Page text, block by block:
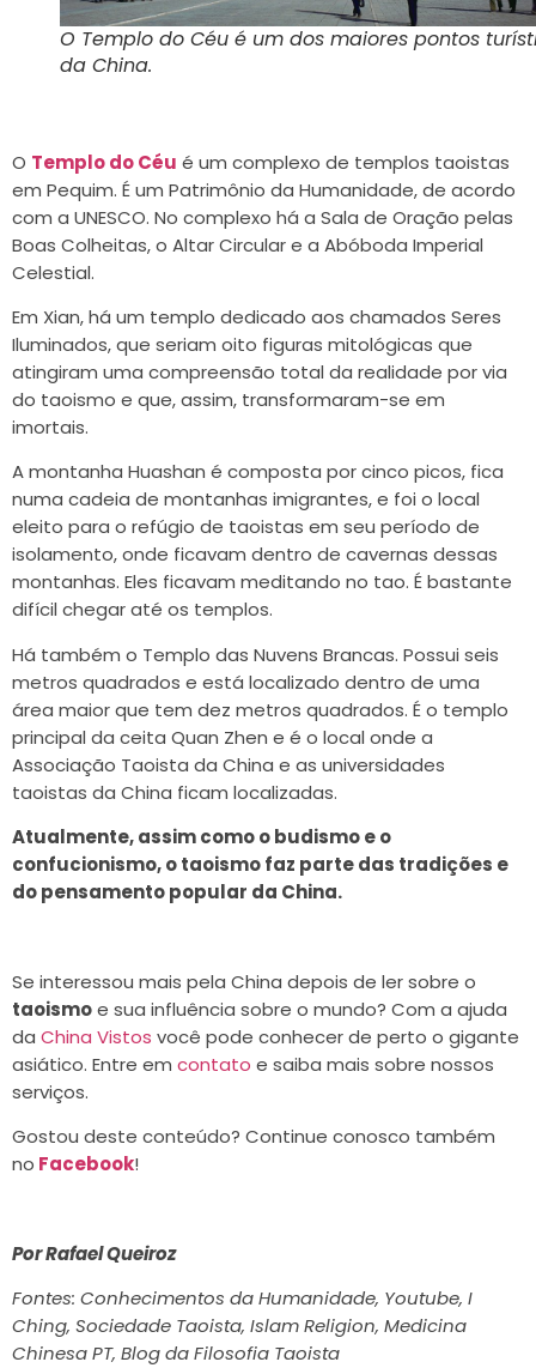
O Templo do Céu é um dos maiores pontos
da China.
O Templo do Céu é um complexo de templos taoistas
em Pequim. É um Patrimônio da Humanidade, de acordo
com a UNESCO. No complexo há a Sala de Oração pelas
Boas Colheitas, o Altar Circular e a Abóboda Imperial
Celestial.
Em Xian, há um templo dedicado aos chamados Seres
Iluminados, que seriam oito figuras mitológicas que
atingiram uma compreensão total da realidade por via
do taoismo e que, assim, transformaram-se em
imortais.
A montanha Huashan é composta por cinco picos, fica
numa cadeia de montanhas imigrantes, e foi o local
eleito para o refúgio de taoistas em seu período de
isolamento, onde ficavam dentro de cavernas dessas
montanhas. Eles ficavam meditando no tao. É bastante
difícil chegar até os templos.
Há também o Templo das Nuvens Brancas. Possui seis
metros quadrados e está localizado dentro de uma
área maior que tem dez metros quadrados. É o templo
principal da ceita Quan Zhen e é o local onde a
Associação Taoista da China e as universidades
taoistas da China ficam localizadas.
Atualmente, assim como o budismo e o
confucionismo, o taoismo faz parte das tradições e
do pensamento popular da China.
Se interessou mais pela China depois de ler sobre o
taoismoe sua influência sobre o mundo? Com a ajuda
da China Vistos você pode conhecer de perto o gigante
asiático. Entre em contato e saiba mais sobre nossos
serviços.
Gostou deste conteúdo? Continue conosco também
no Facebook!
Por Rafael Queiroz
Fontes: Conhecimentos da Humanidade, Youtube, I
Ching, Sociedade Taoista, Islam Religion, Medicina
Chinesa PT, Blog da Filosofia Taoista